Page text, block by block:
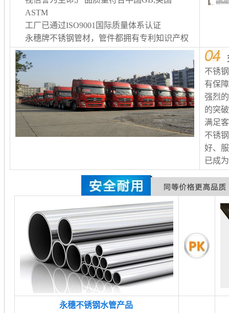
ASTM
工厂已通过ISO9001国际质量体系认证
永穗牌不锈钢管材，管件都拥有专利知识产权
不锈
有保障
强烈
的突
满足
不锈
好、
已成
永穗不锈钢水管产品